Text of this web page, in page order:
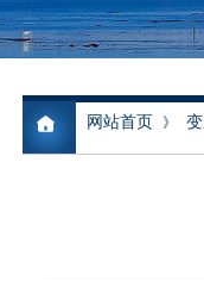
网站首页 》